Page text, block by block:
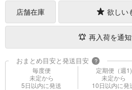
店舗在庫 欲しい
再入荷を通
おまとめ目安と発送目安 ?
毎度便
未定から
5日以内に発送
定期便（週1)
未定から
10日以内に発